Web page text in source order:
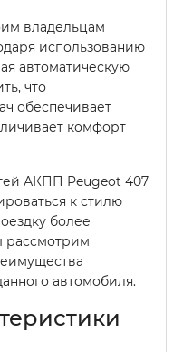
владельцам
использованию
автоматическую
что
обеспечивает
комфорт
АКПП Peugeot 407
к стилю
более
рассмотрим
автомобиля.